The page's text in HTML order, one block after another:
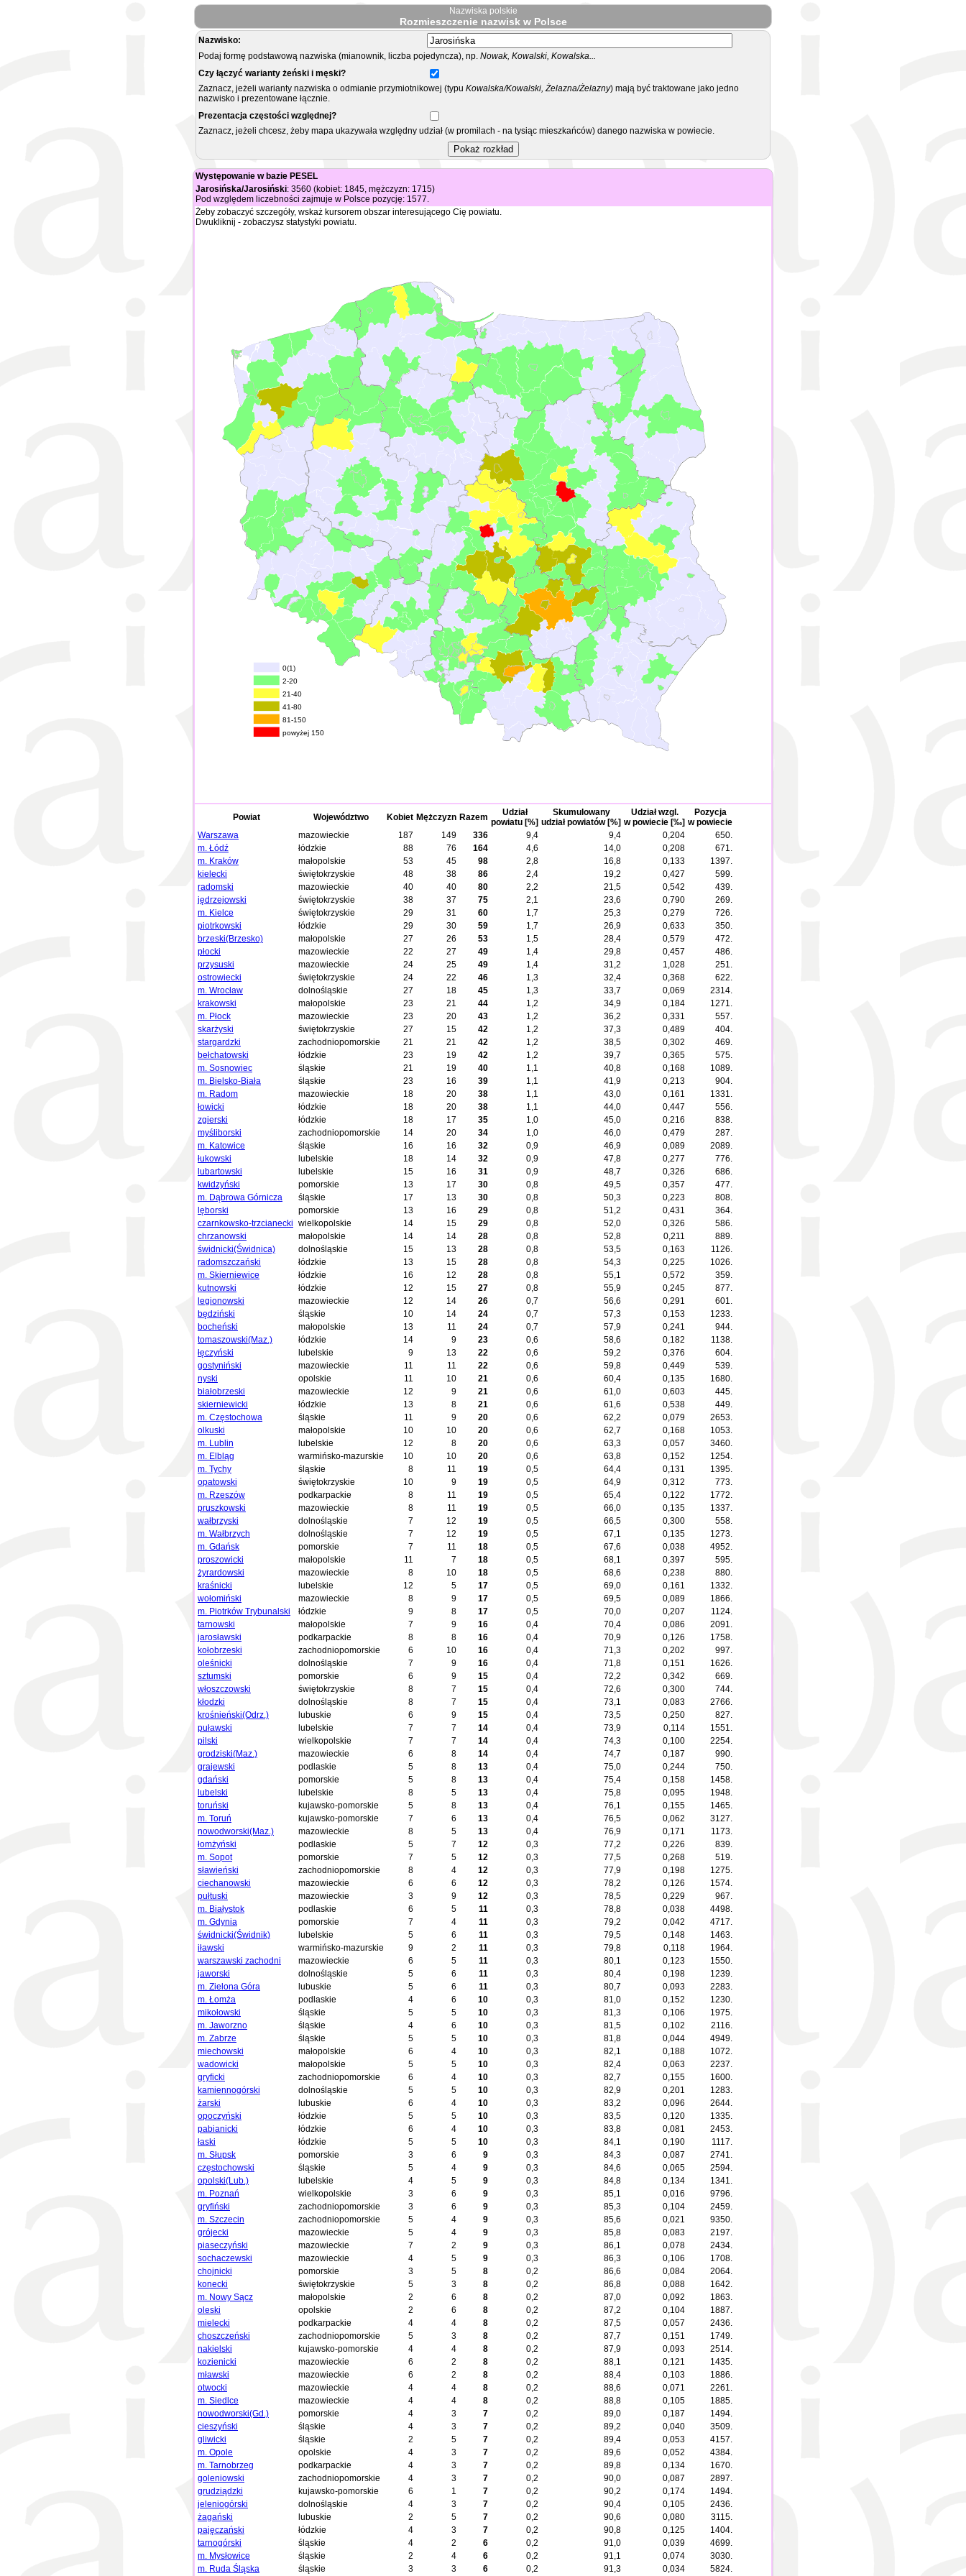
Nazwiska polskie
Rozmieszczenie nazwisk w Polsce
Nazwisko:
Podaj formę podstawową nazwiska (mianownik, liczba pojedyncza), np. Nowak, Kowalski, Kowalska...
Czy łączyć warianty żeński i męski?
Zaznacz, jeżeli warianty nazwiska o odmianie przymiotnikowej (typu Kowalska/Kowalski, Żelazna/Żelazny) mają być traktowane jako jedno
nazwisko i prezentowane łącznie.
Prezentacja częstości względnej?
Zaznacz, jeżeli chcesz, żeby mapa ukazywała względny udział (w promilach - na tysiąc mieszkańców) danego nazwiska w powiecie.
Występowanie w bazie PESEL
Jarosińska/Jarosiński: 3560 (kobiet: 1845, mężczyzn: 1715)
Pod względem liczebności zajmuje w Polsce pozycję: 1577.
Żeby zobaczyć szczegóły, wskaż kursorem obszar interesującego Cię powiatu.
Dwukliknij - zobaczysz statystyki powiatu.
0(1)
2-20
21-40
41-80
81-150
powyżej 150
Powiat Województwo Kobiet Mężczyzn Razem
Udział
powiatu [%]
Skumulowany
udział powiatów [%]
Udział wzgl.
w powiecie [‰]
Pozycja
w powiecie
Warszawa
mazowieckie 187 149 336 9,4 9,4 0,204
650.
m. Łódź
łódzkie 88 76 164 4,6 14,0 0,208
671.
m. Kraków
małopolskie 53 45 98 2,8 16,8 0,133
1397.
kielecki
świętokrzyskie 48 38 86 2,4 19,2 0,427
599.
radomski
mazowieckie 40 40 80 2,2 21,5 0,542
439.
jędrzejowski
świętokrzyskie 38 37 75 2,1 23,6 0,790
269.
m. Kielce
świętokrzyskie 29 31 60 1,7 25,3 0,279
726.
piotrkowski
łódzkie 29 30 59 1,7 26,9 0,633
350.
brzeski(Brzesko)
małopolskie 27 26 53 1,5 28,4 0,579
472.
płocki
mazowieckie 22 27 49 1,4 29,8 0,457
486.
przysuski
mazowieckie 24 25 49 1,4 31,2 1,028
251.
ostrowiecki
świętokrzyskie 24 22 46 1,3 32,4 0,368
622.
m. Wrocław
dolnośląskie 27 18 45 1,3 33,7 0,069
2314.
krakowski
małopolskie 23 21 44 1,2 34,9 0,184
1271.
m. Płock
mazowieckie 23 20 43 1,2 36,2 0,331
557.
skarżyski
świętokrzyskie 27 15 42 1,2 37,3 0,489
404.
stargardzki
zachodniopomorskie 21 21 42 1,2 38,5 0,302
469.
bełchatowski
łódzkie 23 19 42 1,2 39,7 0,365
575.
m. Sosnowiec
śląskie 21 19 40 1,1 40,8 0,168
1089.
m. Bielsko-Biała
śląskie 23 16 39 1,1 41,9 0,213
904.
m. Radom
mazowieckie 18 20 38 1,1 43,0 0,161
1331.
łowicki
łódzkie 18 20 38 1,1 44,0 0,447
556.
zgierski
łódzkie 18 17 35 1,0 45,0 0,216
838.
myśliborski
zachodniopomorskie 14 20 34 1,0 46,0 0,479
287.
m. Katowice
śląskie 16 16 32 0,9 46,9 0,089
2089.
łukowski
lubelskie 18 14 32 0,9 47,8 0,277
776.
lubartowski
lubelskie 15 16 31 0,9 48,7 0,326
686.
kwidzyński
pomorskie 13 17 30 0,8 49,5 0,357
477.
m. Dąbrowa Górnicza
śląskie 17 13 30 0,8 50,3 0,223
808.
lęborski
pomorskie 13 16 29 0,8 51,2 0,431
364.
czarnkowsko-trzcianecki wielkopolskie 14 15 29 0,8 52,0 0,326
586.
chrzanowski
małopolskie 14 14 28 0,8 52,8 0,211
889.
świdnicki(Świdnica)
dolnośląskie 15 13 28 0,8 53,5 0,163
1126.
radomszczański
łódzkie 13 15 28 0,8 54,3 0,225
1026.
m. Skierniewice
łódzkie 16 12 28 0,8 55,1 0,572
359.
kutnowski
łódzkie 12 15 27 0,8 55,9 0,245
877.
legionowski
mazowieckie 12 14 26 0,7 56,6 0,291
601.
będziński
śląskie 10 14 24 0,7 57,3 0,153
1233.
bocheński
małopolskie 13 11 24 0,7 57,9 0,241
944.
tomaszowski(Maz.)
łódzkie 14 9 23 0,6 58,6 0,182
1138.
łęczyński
lubelskie 9 13 22 0,6 59,2 0,376
604.
gostyniński
mazowieckie 11 11 22 0,6 59,8 0,449
539.
nyski
opolskie 11 10 21 0,6 60,4 0,135
1680.
białobrzeski
mazowieckie 12 9 21 0,6 61,0 0,603
445.
skierniewicki
łódzkie 13 8 21 0,6 61,6 0,538
449.
m. Częstochowa
śląskie 11 9 20 0,6 62,2 0,079
2653.
olkuski
małopolskie 10 10 20 0,6 62,7 0,168
1053.
m. Lublin
lubelskie 12 8 20 0,6 63,3 0,057
3460.
m. Elbląg
warmińsko-mazurskie 10 10 20 0,6 63,8 0,152
1254.
m. Tychy
śląskie 8 11 19 0,5 64,4 0,131
1395.
opatowski
świętokrzyskie 10 9 19 0,5 64,9 0,312
773.
m. Rzeszów
podkarpackie 8 11 19 0,5 65,4 0,122
1772.
pruszkowski
mazowieckie 8 11 19 0,5 66,0 0,135
1337.
wałbrzyski
dolnośląskie 7 12 19 0,5 66,5 0,300
558.
m. Wałbrzych
dolnośląskie 7 12 19 0,5 67,1 0,135
1273.
m. Gdańsk
pomorskie 7 11 18 0,5 67,6 0,038
4952.
proszowicki
małopolskie 11 7 18 0,5 68,1 0,397
595.
żyrardowski
mazowieckie 8 10 18 0,5 68,6 0,238
880.
kraśnicki
lubelskie 12 5 17 0,5 69,0 0,161
1332.
wołomiński
mazowieckie 8 9 17 0,5 69,5 0,089
1866.
m. Piotrków Trybunalski
łódzkie 9 8 17 0,5 70,0 0,207
1124.
tarnowski
małopolskie 7 9 16 0,4 70,4 0,086
2091.
jarosławski
podkarpackie 8 8 16 0,4 70,9 0,126
1758.
kołobrzeski
zachodniopomorskie 6 10 16 0,4 71,3 0,202
997.
oleśnicki
dolnośląskie 7 9 16 0,4 71,8 0,151
1626.
sztumski
pomorskie 6 9 15 0,4 72,2 0,342
669.
włoszczowski
świętokrzyskie 8 7 15 0,4 72,6 0,300
744.
kłodzki
dolnośląskie 8 7 15 0,4 73,1 0,083
2766.
krośnieński(Odrz.)
lubuskie 6 9 15 0,4 73,5 0,250
827.
puławski
lubelskie 7 7 14 0,4 73,9 0,114
1551.
pilski
wielkopolskie 7 7 14 0,4 74,3 0,100
2254.
grodziski(Maz.)
mazowieckie 6 8 14 0,4 74,7 0,187
990.
grajewski
podlaskie 5 8 13 0,4 75,0 0,244
750.
gdański
pomorskie 5 8 13 0,4 75,4 0,158
1458.
lubelski
lubelskie 8 5 13 0,4 75,8 0,095
1948.
toruński
kujawsko-pomorskie 5 8 13 0,4 76,1 0,155
1465.
m. Toruń
kujawsko-pomorskie 7 6 13 0,4 76,5 0,062
3127.
nowodworski(Maz.)
mazowieckie 8 5 13 0,4 76,9 0,171
1173.
łomżyński
podlaskie 5 7 12 0,3 77,2 0,226
839.
m. Sopot
pomorskie 7 5 12 0,3 77,5 0,268
519.
sławieński
zachodniopomorskie 8 4 12 0,3 77,9 0,198
1275.
ciechanowski
mazowieckie 6 6 12 0,3 78,2 0,126
1574.
pułtuski
mazowieckie 3 9 12 0,3 78,5 0,229
967.
m. Białystok
podlaskie 6 5 11 0,3 78,8 0,038
4498.
m. Gdynia
pomorskie 7 4 11 0,3 79,2 0,042
4717.
świdnicki(Świdnik)
lubelskie 5 6 11 0,3 79,5 0,148
1463.
iławski
warmińsko-mazurskie 9 2 11 0,3 79,8 0,118
1964.
warszawski zachodni
mazowieckie 6 5 11 0,3 80,1 0,123
1550.
jaworski
dolnośląskie 5 6 11 0,3 80,4 0,198
1239.
m. Zielona Góra
lubuskie 5 6 11 0,3 80,7 0,093
2283.
m. Łomża
podlaskie 4 6 10 0,3 81,0 0,152
1230.
mikołowski
śląskie 5 5 10 0,3 81,3 0,106
1975.
m. Jaworzno
śląskie 4 6 10 0,3 81,5 0,102
2116.
m. Zabrze
śląskie 5 5 10 0,3 81,8 0,044
4949.
miechowski
małopolskie 6 4 10 0,3 82,1 0,188
1072.
wadowicki
małopolskie 5 5 10 0,3 82,4 0,063
2237.
gryficki
zachodniopomorskie 6 4 10 0,3 82,7 0,155
1600.
kamiennogórski
dolnośląskie 5 5 10 0,3 82,9 0,201
1283.
żarski
lubuskie 6 4 10 0,3 83,2 0,096
2644.
opoczyński
łódzkie 5 5 10 0,3 83,5 0,120
1335.
pabianicki
łódzkie 6 4 10 0,3 83,8 0,081
2453.
łaski
łódzkie 5 5 10 0,3 84,1 0,190
1117.
m. Słupsk
pomorskie 3 6 9 0,3 84,3 0,087
2741.
częstochowski
śląskie 5 4 9 0,3 84,6 0,065
2594.
opolski(Lub.)
lubelskie 4 5 9 0,3 84,8 0,134
1341.
m. Poznań
wielkopolskie 3 6 9 0,3 85,1 0,016
9796.
gryfiński
zachodniopomorskie 3 6 9 0,3 85,3 0,104
2459.
m. Szczecin
zachodniopomorskie 5 4 9 0,3 85,6 0,021
9350.
grójecki
mazowieckie 5 4 9 0,3 85,8 0,083
2197.
piaseczyński
mazowieckie 7 2 9 0,3 86,1 0,078
2434.
sochaczewski
mazowieckie 4 5 9 0,3 86,3 0,106
1708.
chojnicki
pomorskie 3 5 8 0,2 86,6 0,084
2064.
konecki
świętokrzyskie 5 3 8 0,2 86,8 0,088
1642.
m. Nowy Sącz
małopolskie 2 6 8 0,2 87,0 0,092
1863.
oleski
opolskie 2 6 8 0,2 87,2 0,104
1887.
mielecki
podkarpackie 4 4 8 0,2 87,5 0,057
2436.
choszczeński
zachodniopomorskie 5 3 8 0,2 87,7 0,151
1749.
nakielski
kujawsko-pomorskie 4 4 8 0,2 87,9 0,093
2514.
kozienicki
mazowieckie 6 2 8 0,2 88,1 0,121
1435.
mławski
mazowieckie 6 2 8 0,2 88,4 0,103
1886.
otwocki
mazowieckie 4 4 8 0,2 88,6 0,071
2261.
m. Siedlce
mazowieckie 4 4 8 0,2 88,8 0,105
1885.
nowodworski(Gd.)
pomorskie 4 3 7 0,2 89,0 0,187
1494.
cieszyński
śląskie 4 3 7 0,2 89,2 0,040
3509.
gliwicki
śląskie 2 5 7 0,2 89,4 0,053
4157.
m. Opole
opolskie 4 3 7 0,2 89,6 0,052
4384.
m. Tarnobrzeg
podkarpackie 4 3 7 0,2 89,8 0,134
1670.
goleniowski
zachodniopomorskie 4 3 7 0,2 90,0 0,087
2897.
grudziądzki
kujawsko-pomorskie 6 1 7 0,2 90,2 0,174
1494.
jeleniogórski
dolnośląskie 4 3 7 0,2 90,4 0,105
2436.
żagański
lubuskie 2 5 7 0,2 90,6 0,080
3115.
pajęczański
łódzkie 4 3 7 0,2 90,8 0,125
1404.
tarnogórski
śląskie 4 2 6 0,2 91,0 0,039
4699.
m. Mysłowice
śląskie 2 4 6 0,2 91,1 0,074
3030.
m. Ruda Śląska
śląskie 3 3 6 0,2 91,3 0,034 5824.